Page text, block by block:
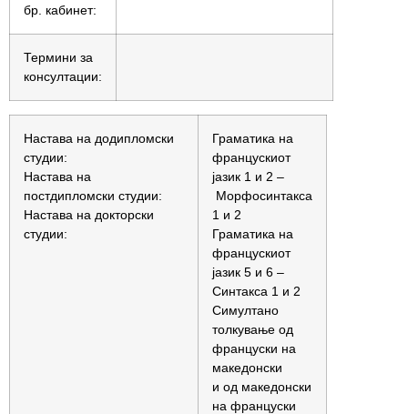
бр. кабинет:
Термини за
консултации:
Настава на додипломски
студии:
Настава на
постдипломски студии:
Настава на докторски
студии:
Граматика на
францускиот
јазик 1 и 2 –
Морфосинтакса
1 и 2
Граматика на
францускиот
јазик 5 и 6 –
Синтакса 1 и 2
Симултано
толкување од
француски на
македонски
и од македонски
на француски